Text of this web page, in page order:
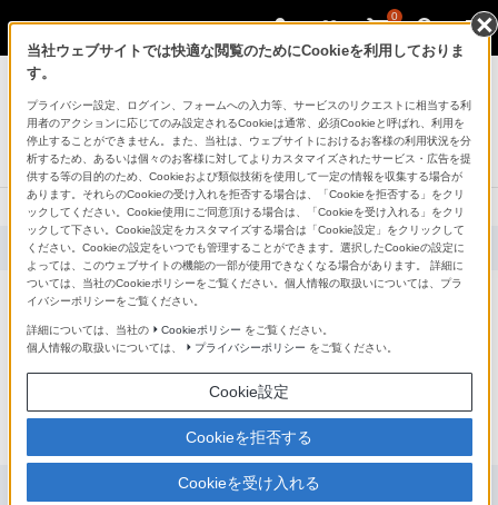
0
テレビ ブラビア
4K有機ELテレビ
A95Kシリーズ
生産完了
当社ウェブサイトでは快適な閲覧のためにCookieを利用しておりま
す。
プライバシー設定、ログイン、フォームへの入力等、サービスのリクエストに相当する利
用者のアクションに応じてのみ設定されるCookieは通常、必須Cookieと呼ばれ、利用を
停止することができません。また、当社は、ウェブサイトにおけるお客様の利用状況を分
析するため、あるいは個々のお客様に対してよりカスタマイズされたサービス・広告を提
供する等の目的のため、Cookieおよび類似技術を使用して一定の情報を収集する場合が
あります。それらのCookieの受け入れを拒否する場合は、「Cookieを拒否する」をクリ
ックしてください。Cookie使用にご同意頂ける場合は、「Cookieを受け入れる」をクリ
ックして下さい。Cookie設定をカスタマイズする場合は「Cookie設定」をクリックして
ください。Cookieの設定をいつでも管理することができます。選択したCookieの設定に
よっては、このウェブサイトの機能の一部が使用できなくなる場合があります。 詳細に
ついては、当社のCookieポリシーをご覧ください。個人情報の取扱いについては、プラ
イバシーポリシーをご覧ください。
詳細については、当社の Cookieポリシー をご覧ください。
個人情報の取扱いについては、
プライバシーポリシー をご覧ください。
Cookie設定
Cookieを拒否する
Cookieを受け入れる